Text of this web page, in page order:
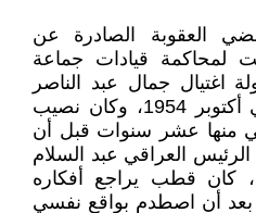
العقوبة الصادرة عن
لمحاكمة قيادات جماعة
اغتيال جمال عبد الناصر
في "منشية الإسكندرية" في أكتوبر 1954، وكان نصيب
سيقضي منها عشر سنوات قبل أن
العراقي عبد السلام
كان قطب يراجع أفكاره
بعد أن اصطدم بواقع نفسي